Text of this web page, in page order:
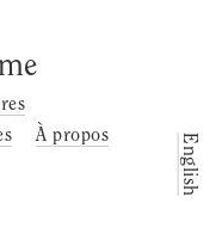
À propos
English